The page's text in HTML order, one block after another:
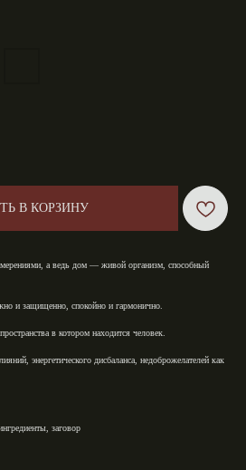
В КОРЗИНУ
а ведь дом — живой организм, способный
и защищенно, спокойно и гармонично.⁣⁣
в котором находится человек.⁣⁣
энергетического дисбаланса, недоброжелателей как
заговор